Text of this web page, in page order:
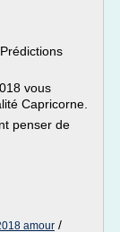
vous
Capricorne.
penser de
amour /